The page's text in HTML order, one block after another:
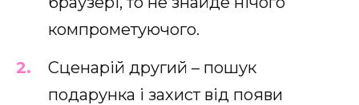
компрометуючого.
Сценарій другий – пошук
подарунка і захист від появи